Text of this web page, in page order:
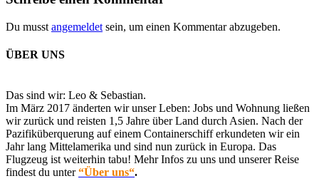
Du musst angemeldet sein, um einen Kommentar abzugeben.
ÜBER UNS
Das sind wir: Leo & Sebastian.
Im März 2017 änderten wir unser Leben: Jobs und Wohnung ließen
wir zurück und reisten 1,5 Jahre über Land durch Asien. Nach der
Pazifiküberquerung auf einem Containerschiff erkundeten wir ein
Jahr lang Mittelamerika und sind nun zurück in Europa. Das
Flugzeug ist weiterhin tabu! Mehr Infos zu uns und unserer Reise
findest du unter“Über uns“.